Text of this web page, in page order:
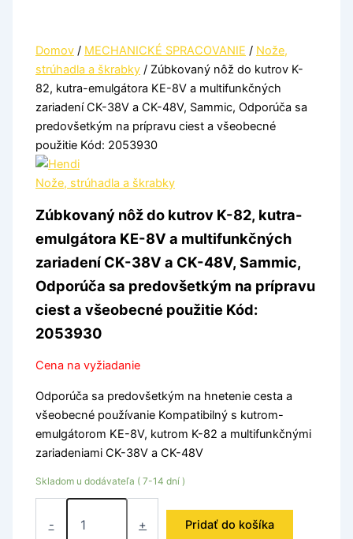
Domov / MECHANICKÉ SPRACOVANIE / Nože,
strúhadla a škrabky / Zúbkovaný nôž do kutrov K-
82, kutra-emulgátora KE-8V a multifunkčných
zariadení CK-38V a CK-48V, Sammic, Odporúča sa
predovšetkým na prípravu ciest a všeobecné
použitie Kód: 2053930
Nože, strúhadla a škrabky
Zúbkovaný nôž do kutrov K-82, kutra-
emulgátora KE-8V a multifunkčných
zariadení CK-38V a CK-48V, Sammic,
Odporúča sa predovšetkým na prípravu
ciest a všeobecné použitie Kód:
2053930
Cena na vyžiadanie
Odporúča sa predovšetkým na hnetenie cesta a
všeobecné používanie Kompatibilný s kutrom-
emulgátorom KE-8V, kutrom K-82 a multifunkčnými
zariadeniami CK-38V a CK-48V
Skladom u dodávateľa ( 7-14 dní )
- + Pridať do košíka